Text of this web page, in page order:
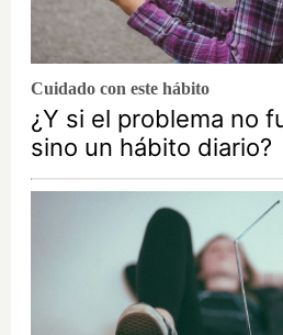
Cuidado con este hábito
¿Y si el problema no
sino un hábito diario?